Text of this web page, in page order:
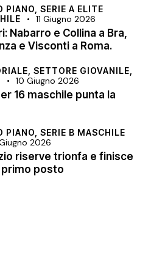
PIANO, SERIE A ELITE
11 Giugno 2026
Nabarro e Collina a Bra,
e Visconti a Roma.
SETTORE GIOVANILE,
10 Giugno 2026
16 maschile punta la
PIANO, SERIE B MASCHILE
2026
riserve trionfa e finisce
primo posto